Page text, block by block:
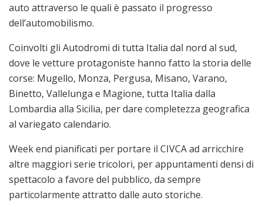
auto attraverso le quali è passato il progresso
dell’automobilismo.
Coinvolti gli Autodromi di tutta Italia dal nord al sud,
dove le vetture protagoniste hanno fatto la storia delle
corse: Mugello, Monza, Pergusa, Misano, Varano,
Binetto, Vallelunga e Magione, tutta Italia dalla
Lombardia alla Sicilia, per dare completezza geografica
al variegato calendario.
Week end pianificati per portare il CIVCA ad arricchire
altre maggiori serie tricolori, per appuntamenti densi di
spettacolo a favore del pubblico, da sempre
particolarmente attratto dalle auto storiche.